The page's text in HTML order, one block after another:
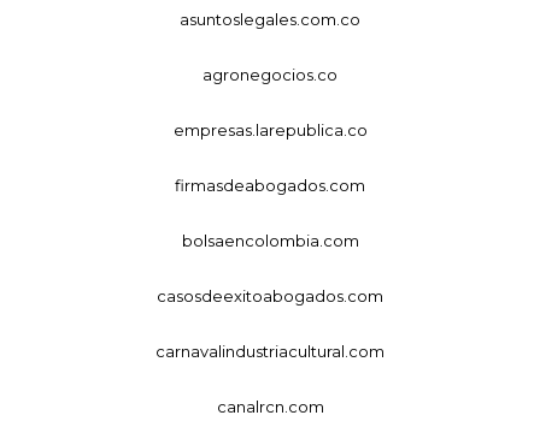
asuntoslegales.com.co
agronegocios.co
empresas.larepublica.co
firmasdeabogados.com
bolsaencolombia.com
casosdeexitoabogados.com
carnavalindustriacultural.com
canalrcn.com